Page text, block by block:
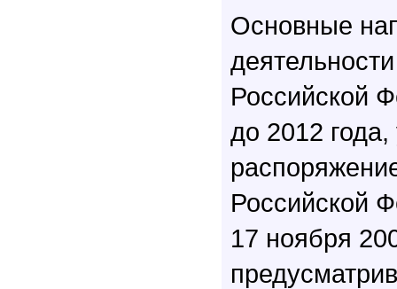
Основные
Российской
до 2012
Российской
17 ноября